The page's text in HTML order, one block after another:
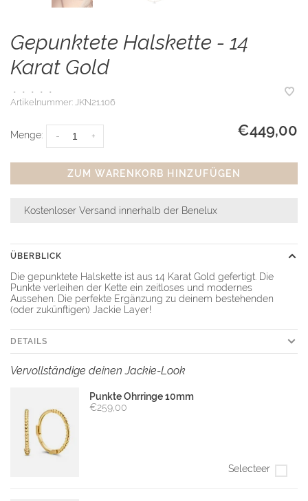
Gepunktete Halskette - 14
Karat Gold
• • • •
•
Artikelnummer: JKN21.106
Menge: +
- €449,00
ZUM WARENKORB HINZUFÜGEN
Kostenloser Versand innerhalb der Benelux
ÜBERBLICK
Die gepunktete Halskette ist aus 14 Karat Gold gefertigt. Die
Punkte verleihen der Kette ein zeitloses und modernes
Aussehen. Die perfekte Ergänzung zu deinem bestehenden
(oder zukünftigen) Jackie Layer!
DETAILS
Vervollständige deinen Jackie-Look
Punkte Ohrringe 10mm
€259,00
Selecteer